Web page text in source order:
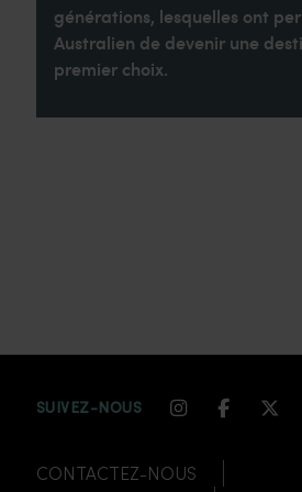
générations, lesquelles ont
Australien de devenir une
premier choix.
SUIVEZ-NOUS INSTAGRAM
CONTACTEZ-NOUS